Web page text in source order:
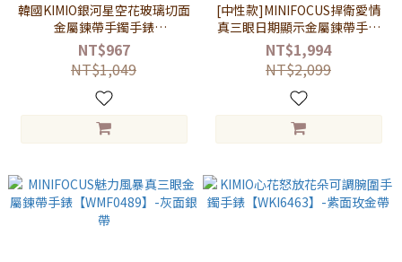
韓國KIMIO銀河星空花玻璃切面
金屬鍊帶手鐲手錶
【WKI6300】-黑面黑帶
NT$967
NT$1,049
[中性款]MINIFOCUS捍衛愛情
真三眼日期顯示金屬鍊帶手錶
【WMF0188】-黑面黑帶
NT$1,994
NT$2,099